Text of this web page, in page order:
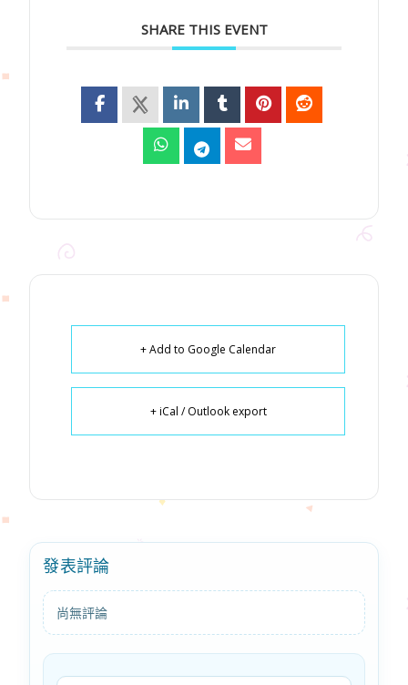
SHARE THIS EVENT
+ Add to Google Calendar
+ iCal / Outlook export
發表評論
尚無評論